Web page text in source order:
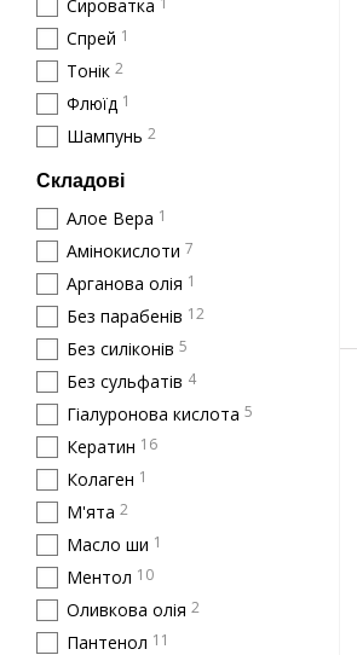
Сироватка
Спрей 1
Тонік 2
Флюїд 1
Шампунь 2
Складові
Алое Вера 1
Амінокислоти 7
Арганова олія 1
Без парабенів 12
Без силіконів 5
Без сульфатів 4
Гіалуронова кислота 5
Кератин 16
Колаген 1
М'ята 2
Масло ши 1
Ментол 10
Оливкова олія 2
Пантенол 11